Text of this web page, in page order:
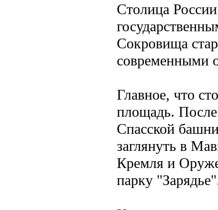
Столица
Сокровища
современными
Главное, что
площадь.
Спасской
заглянуть в
Кремля и
парку